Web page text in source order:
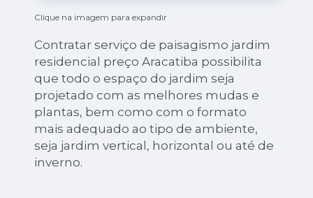
Clique na imagem para expandir
Contratar serviço de paisagismo jardim
residencial preço Aracatiba possibilita
que todo o espaço do jardim seja
projetado com as melhores mudas e
plantas, bem como com o formato
mais adequado ao tipo de ambiente,
seja jardim vertical, horizontal ou até de
inverno.